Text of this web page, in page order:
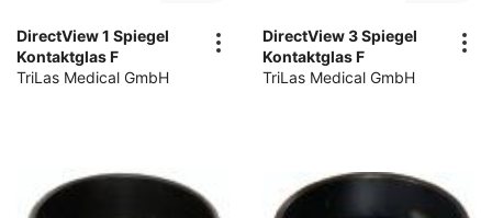
DirectView 1 Spiegel
Kontaktglas F
TriLas Medical GmbH
DirectView 3 Spiegel
Kontaktglas F
TriLas Medical GmbH